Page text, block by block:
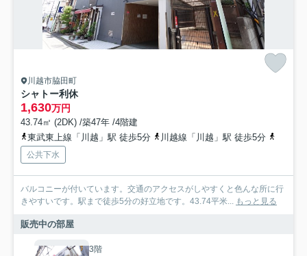
川越市脇田町
シャトー利休
1,630万円
43.74㎡ (2DK) /築47年 /4階建
東武東上線「川越」駅 徒歩5分
川越線「川越」駅 徒歩5分
公共下水
バルコニーが付いています。交通のアクセスがしやすくと色んな所に行
きやすいです。駅まで徒歩5分の好立地です。43.74平米... もっと見る
販売中の部屋
3階